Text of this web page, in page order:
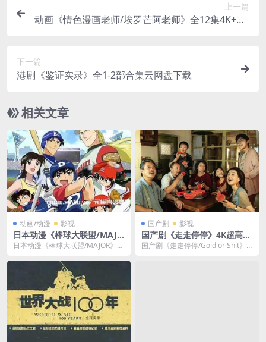
上一篇
动画《情色漫画老师/埃罗芒阿老师》全12集4K+OV
下一篇
港剧《鉴证实录》全1-2部合集云网盘下载
相关文章
动画/动漫 影视
日本动漫《棒球大联盟/MAJO
R》全6季+2nd日语中字合集
[RMVB/68.19GB]百度云网盘
下载
日本动漫《棒球大联盟/MAJOR》全
1...
国产剧 影视
国产剧《走走停停》4K超高清
电影视频百度云网盘下载
国产剧《走走停停/Gold or Shit》4